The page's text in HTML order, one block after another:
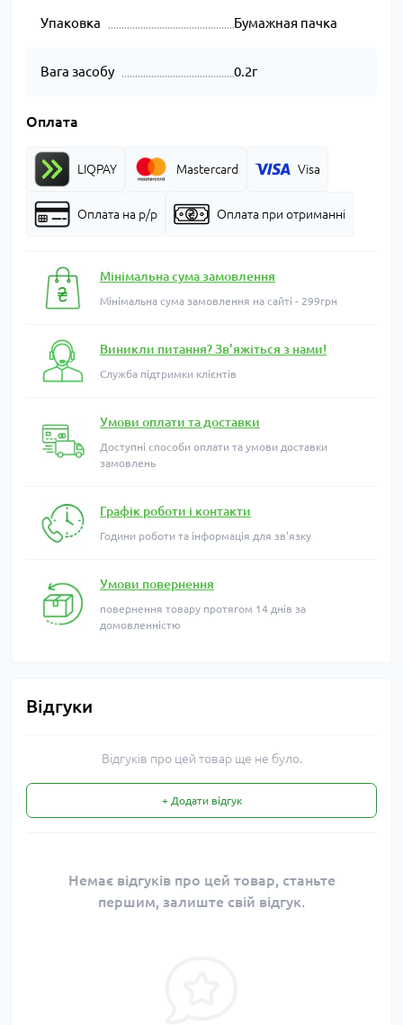
Упаковка Бумажная пачка
Вага засобу 0.2г
Оплата
LIQPAY Mastercard Visa
Оплата на р/р Оплата при отриманні
Мінімальна сума замовлення
Мінімальна сума замовлення на сайті - 299грн
Виникли питання? Зв'яжіться з нами!
Служба підтримки клієнтів
Умови оплати та доставки
Доступні способи оплати та умови доставки
замовлень
Графік роботи і контакти
Години роботи та інформація для зв'язку
Умови повернення
повернення товару протягом 14 днів за
домовленністю
Відгуки
Відгуків про цей товар ще не було.
+ Додати відгук
Немає відгуків про цей товар, станьте
першим, залиште свій відгук.